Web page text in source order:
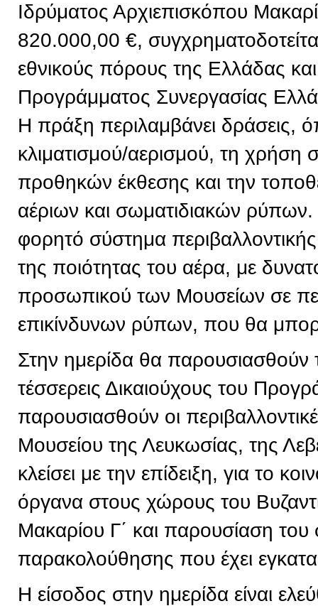
Ιδρύματος Αρχιεπισκόπου
820.000,00 €,
εθνικούς πόρους της Ελλάδας
Προγράμματος Συνεργασίας
Η πράξη περιλαμβάνει δράσεις,
κλιματισμού/αερισμού, τη χρήση
προθηκών έκθεσης και την
αέριων και σωματιδιακών
φορητό σύστημα
της ποιότητας του αέρα, με
προσωπικού των Μουσείων σε
επικίνδυνων ρύπων, που θα
Στην ημερίδα θα
τέσσερεις Δικαιούχους του
παρουσιασθούν οι
Μουσείου της Λευκωσίας, της
κλείσει με την επίδειξη, για το
όργανα στους χώρους του
Μακαρίου Γ΄ και παρουσίαση του
παρακολούθησης που έχει
Η είσοδος στην ημερίδα είναι